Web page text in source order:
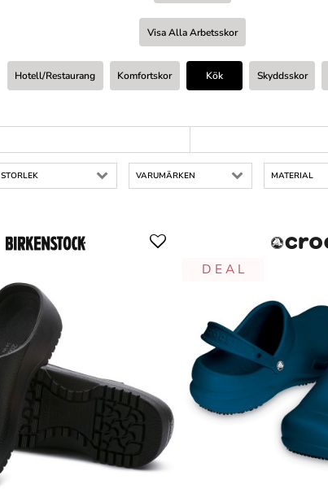
Visa Alla Arbetsskor
Hotell/restaurang Komfortskor Kök Skyddsskor
STORLEK VARUMÄRKEN MATERIAL
D E A L